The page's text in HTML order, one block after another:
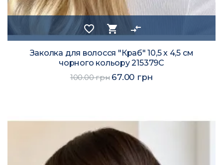
favorite_border shopping_cart compare_arrows
Заколка для волосся "Краб" 10,5 х 4,5 см
чорного кольору 215379C
100.00 грн 67.00 грн